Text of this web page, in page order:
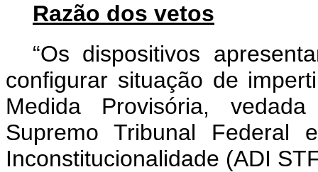
Razão dos vetos
“Os dispositivos
configurar situação de
Medida Provisória,
Supremo Tribunal Federal
Inconstitucionalidade (ADI